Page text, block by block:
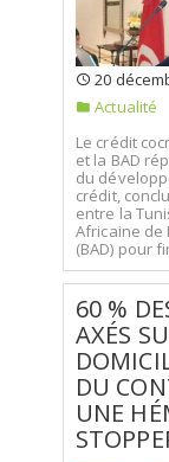
20
Actualité
Le crédit
et la BAD
du
crédit,
entre la
Africaine de
(BAD) pour
60 %
AXÉS
DU
UNE